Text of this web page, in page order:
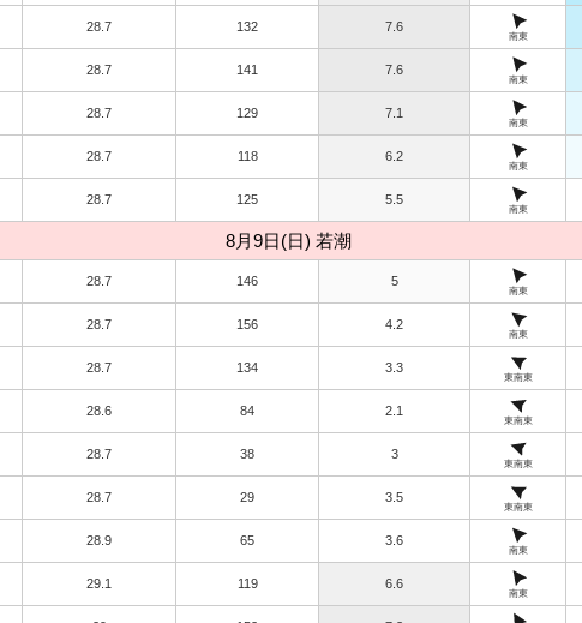
28.7 132 7.6
南東
28.7 141 7.6
南東
28.7 129 7.1
南東
28.7 118 6.2
南東
28.7 125 5.5
南東
8月9日(日) 若潮
28.7 146 5
南東
28.7 156 4.2
南東
28.7 134 3.3
東南東
28.6 84 2.1
東南東
28.7 38 3
東南東
28.7 29 3.5
東南東
28.9 65 3.6
南東
29.1 119 6.6
南東